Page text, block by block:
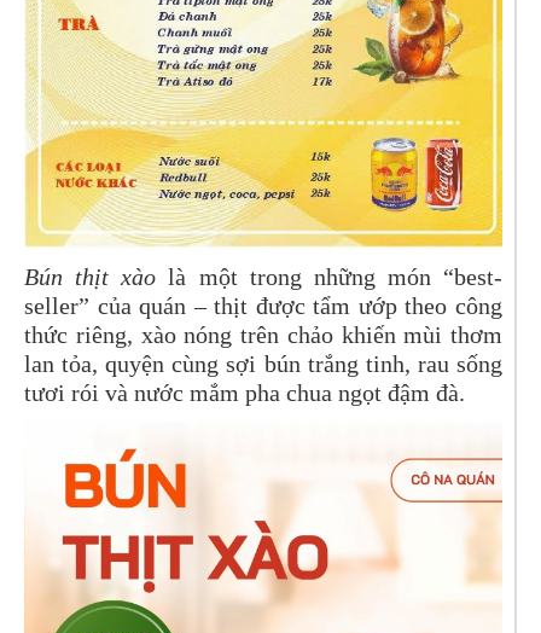
Bún thịt xào là một trong những món “best-
seller” của quán – thịt được tẩm ướp theo công
thức riêng, xào nóng trên chảo khiến mùi thơm
lan tỏa, quyện cùng sợi bún trắng tinh, rau sống
tươi rói và nước mắm pha chua ngọt đậm đà.